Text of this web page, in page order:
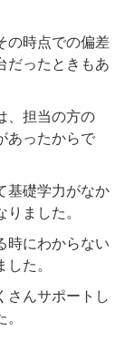
の時点での偏差
だったときもあ
、担当の方の
あったからで
基礎学力がなか
ました。
時にわからない
た。
さんサポートし